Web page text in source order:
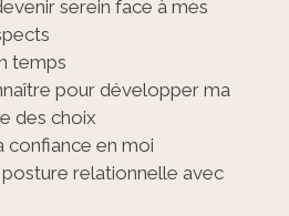
serein face à mes
temps
pour développer ma
des choix
confiance en moi
relationnelle avec